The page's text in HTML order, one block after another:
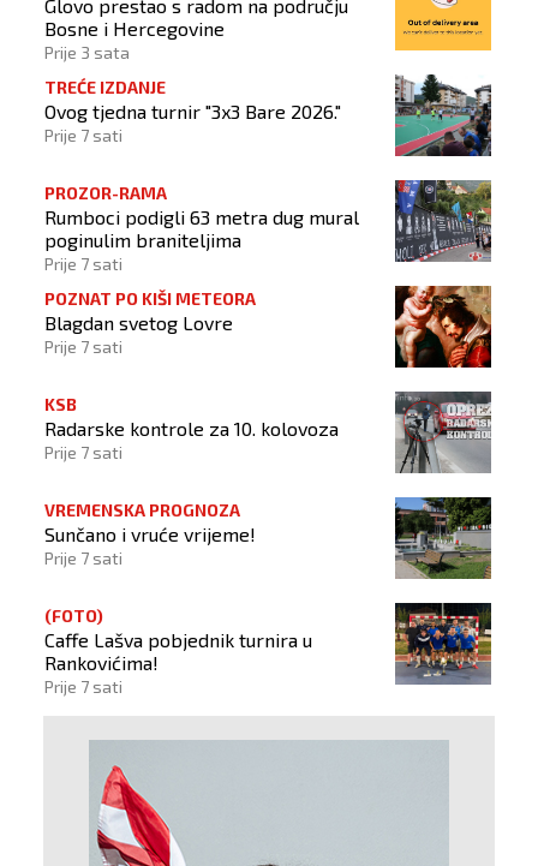
Glovo prestao s radom na području
Bosne i Hercegovine
Prije 3 sata
TREĆE IZDANJE
Ovog tjedna turnir "3x3 Bare 2026."
Prije 7 sati
PROZOR-RAMA
Rumboci podigli 63 metra dug mural
poginulim braniteljima
Prije 7 sati
POZNAT PO KIŠI METEORA
Blagdan svetog Lovre
Prije 7 sati
KSB
Radarske kontrole za 10. kolovoza
Prije 7 sati
VREMENSKA PROGNOZA
Sunčano i vruće vrijeme!
Prije 7 sati
(FOTO)
Caffe Lašva pobjednik turnira u
Rankovićima!
Prije 7 sati